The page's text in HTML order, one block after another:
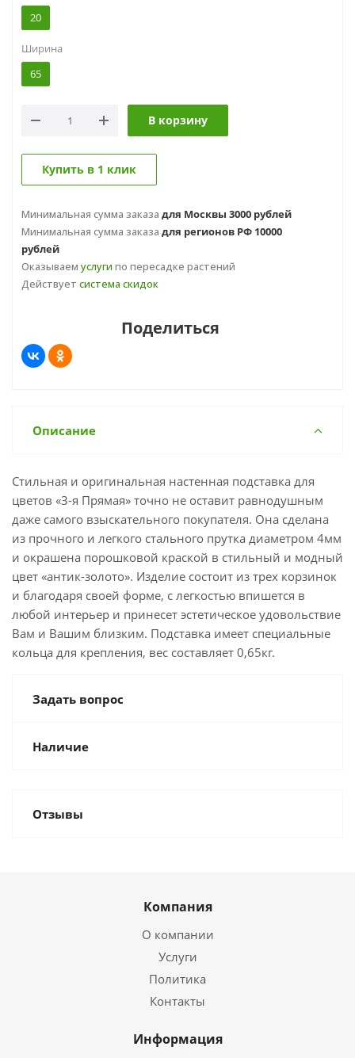
20
Ширина
65
В корзину
Купить в 1 клик
Минимальная сумма заказа для Москвы 3000 рублей
Минимальная сумма заказа для регионов РФ 10000
рублей
Оказываем услуги по пересадке растений
Действует система скидок
Поделиться
Описание
Стильная и оригинальная настенная подставка для
цветов «3-я Прямая» точно не оставит равнодушным
даже самого взыскательного покупателя. Она сделана
из прочного и легкого стального прутка диаметром 4мм
и окрашена порошковой краской в стильный и модный
цвет «антик-золото». Изделие состоит из трех корзинок
и благодаря своей форме, с легкостью впишется в
любой интерьер и принесет эстетическое удовольствие
Вам и Вашим близким. Подставка имеет специальные
кольца для крепления, вес составляет 0,65кг.
Задать вопрос
Наличие
Отзывы
Компания
О компании
Услуги
Политика
Контакты
Информация